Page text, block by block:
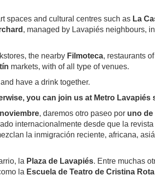
spaces and cultural centres such as La
, managed by Lavapiés neighbours,
the nearby Filmoteca, restaurants
markets, with of all type of venues.
have a drink together.
you can join us at Metro Lavapiés
, daremos otro paseo por uno
internacionalmente desde que la revista
la inmigración reciente, africana,
la Plaza de Lavapiés. Entre muchas
la Escuela de Teatro de Cristina Rota